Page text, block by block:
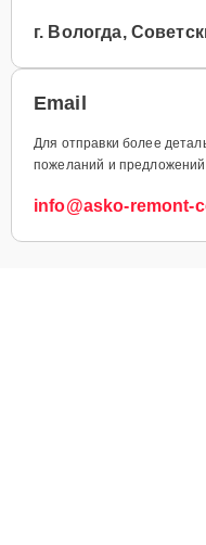
г. Вологда,
Email
Для отправки более
пожеланий и предложений
info@asko-remont-